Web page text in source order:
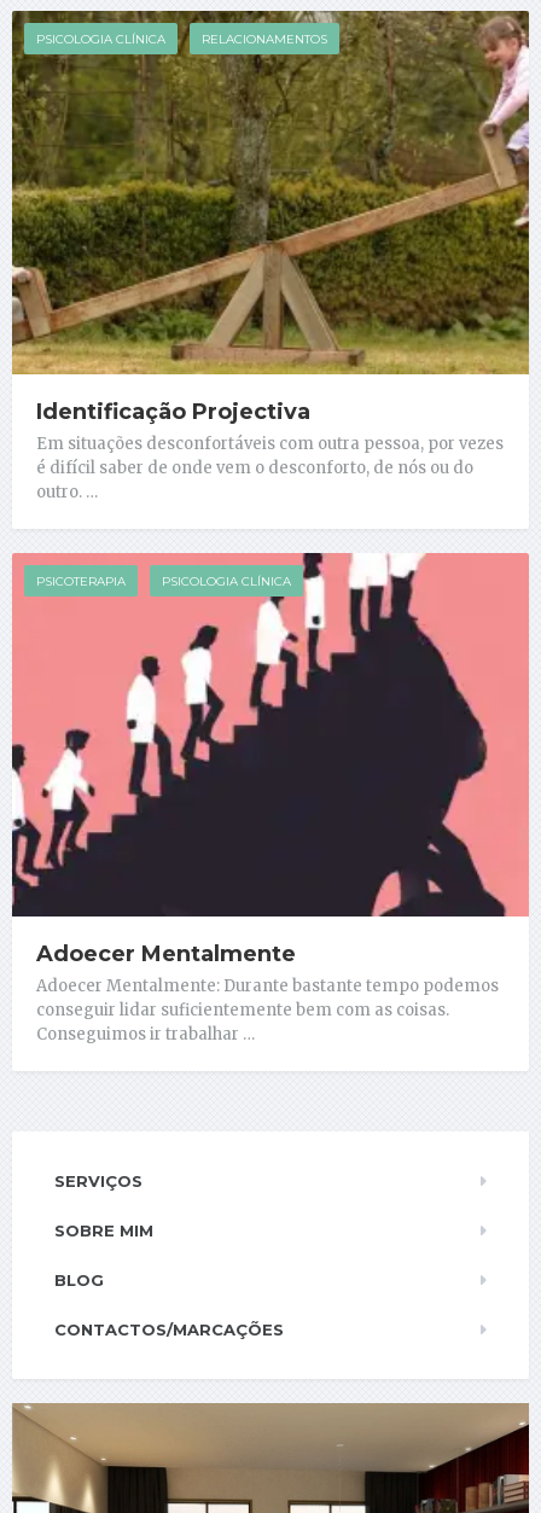
PSICOLOGIA CLÍNICA RELACIONAMENTOS
Identificação Projectiva
Em situações desconfortáveis com outra pessoa, por vezes
é difícil saber de onde vem o desconforto, de nós ou do
outro. …
PSICOTERAPIA PSICOLOGIA CLÍNICA
Adoecer Mentalmente
Adoecer Mentalmente: Durante bastante tempo podemos
conseguir lidar suficientemente bem com as coisas.
Conseguimos ir trabalhar …
SERVIÇOS
SOBRE MIM
BLOG
CONTACTOS/MARCAÇÕES